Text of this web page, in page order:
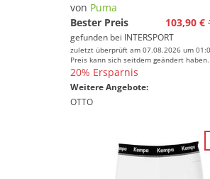
von Puma
Bester Preis
103,90 €
gefunden bei INTERSPORT
zuletzt überprüft am 07.08.2026 um
Preis kann sich seitdem geändert haben.
20% Ersparnis
Weitere Angebote:
OTTO